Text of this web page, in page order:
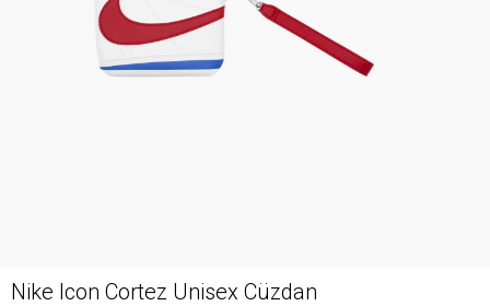
Nike Icon Cortez Unisex Cüzdan